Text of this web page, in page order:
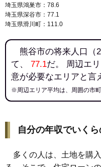
埼玉県鴻巣市：78.6
埼玉県深谷市：77.1
埼玉県滑川町：111.0
熊谷市の将来人口（
て、 77.1だ。 周辺エ
意が必要なエリアと言
※周辺エリア平均は、周囲の市
自分の年収でいく
多くの人は、土地を購